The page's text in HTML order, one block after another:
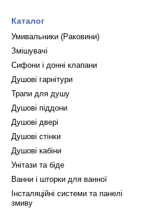
Каталог
Умивальники (Раковини)
Змішувачі
Сифони і донні клапани
Душові гарнітури
Трапи для душу
Душові піддони
Душові двері
Душові стінки
Душові кабіни
Унітази та біде
Ванни і шторки для ванної
Інсталяційні системи та панелі
змиву